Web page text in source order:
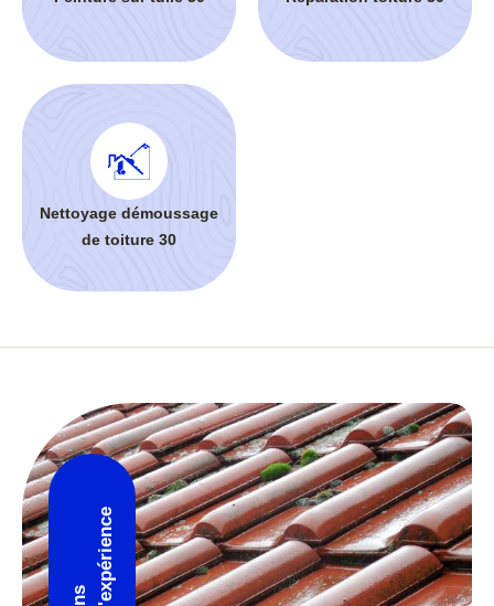
Nettoyage démoussage
de toiture 30
D'expérience